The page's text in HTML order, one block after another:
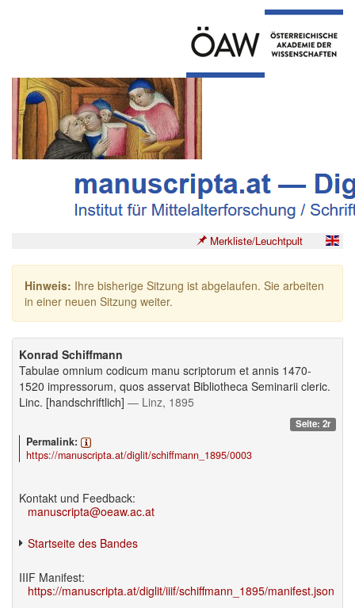
Merkliste/Leuchtpult
Hinweis: Ihre bisherige Sitzung ist abgelaufen. Sie arbeiten
in einer neuen Sitzung weiter.
Konrad Schiffmann
Tabulae omnium codicum manu scriptorum et annis 1470-
1520 impressorum, quos asservat Bibliotheca Seminarii cleric.
Linc. [handschriftlich] — Linz, 1895
Seite: 2r
Permalink:
https://manuscripta.at/diglit/schiffmann_1895/0003
Kontakt und Feedback:
manuscripta@oeaw.ac.at
Startseite des Bandes
IIIF Manifest:
https://manuscripta.at/diglit/iiif/schiffmann_1895/manifest.json